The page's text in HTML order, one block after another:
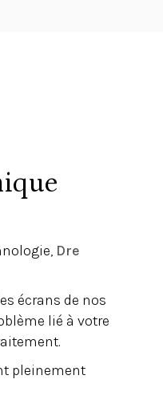
Dre
écrans de nos
lié à votre
pleinement